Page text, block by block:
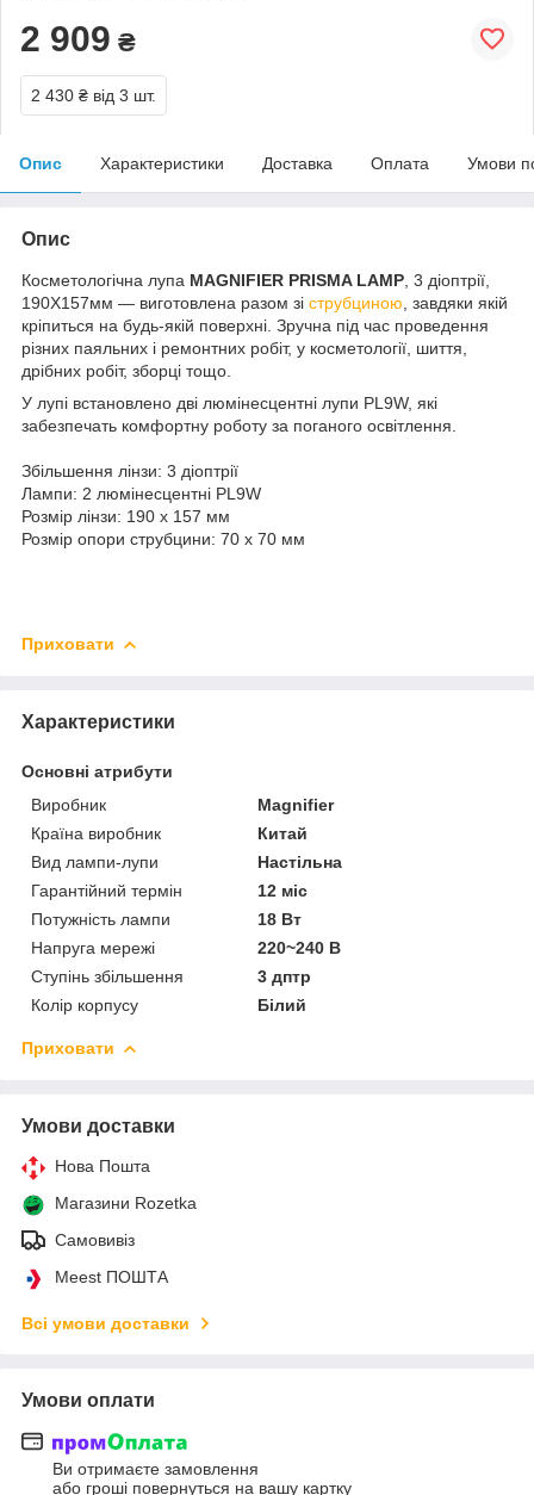
2 909 ₴
2 430 ₴ від 3 шт.
Опис Характеристики Доставка Оплата Умови
Опис
Косметологічна лупа MAGNIFIER PRISMA LAMP , 3 діоптрії,
190X157мм — виготовлена разом зі струбциною , завдяки якій
кріпиться на будь-якій поверхні. Зручна під час проведення
різних паяльних і ремонтних робіт, у косметології, шиття,
дрібних робіт, зборці тощо.
У лупі встановлено дві люмінесцентні лупи PL9W, які
забезпечать комфортну роботу за поганого освітлення.
Збільшення лінзи: 3 діоптрії
Лампи: 2 люмінесцентні PL9W
Розмір лінзи: 190 х 157 мм
Розмір опори струбцини: 70 х 70 мм
Приховати
Характеристики
Основні атрибути
Виробник
Magnifier
Країна виробник
Китай
Вид лампи-лупи
Настільна
Гарантійний термін
12 міс
Потужність лампи
18 Вт
Напруга мережі
220~240 В
Ступінь збільшення
3 дптр
Колір корпусу
Білий
Приховати
Умови доставки
Нова Пошта
Магазини Rozetka
Самовивіз
Meest ПОШТА
Всі умови доставки
Умови оплати
Ви отримаєте замовлення
або гроші повернуться на вашу картку